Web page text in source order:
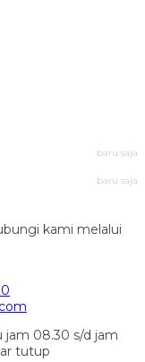
baru saja
baru saja
kami melalui
jam 08.30 s/d jam
tutup